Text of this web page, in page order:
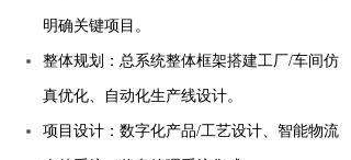
明确关键项目。
整体规划：总系统整体框架搭建工厂/车间仿
真优化、自动化生产线设计。
项目设计：数字化产品/工艺设计、智能物流